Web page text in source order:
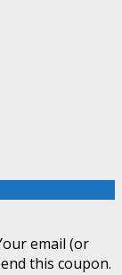
email (or
this coupon.